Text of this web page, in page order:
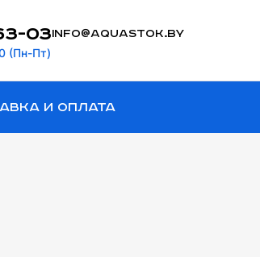
03
(Пн-Пт)
info@aquastok.by
и оплата